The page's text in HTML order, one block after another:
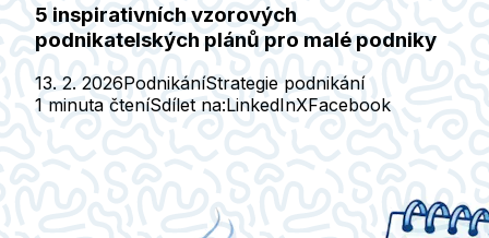
5 inspirativních vzorových
podnikatelských plánů pro malé podniky
13. 2. 2026PodnikáníStrategie podnikání
1 minuta čteníSdílet na:LinkedInXFacebook